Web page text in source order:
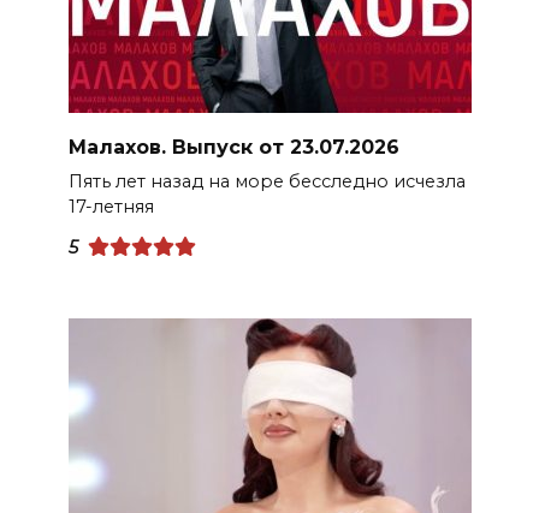
Малахов. Выпуск от 23.07.2026
Пять лет назад на море бесследно исчезла
17-летняя
5